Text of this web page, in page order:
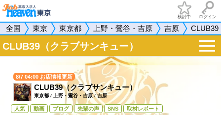
検討中 ログイン
全国 東京 東京都 上野・鶯谷・吉原 吉原 CLUB39
CLUB39（クラブサンキュー）
t
o
g
8/7 04:00 お店情報更新
CLUB39（クラブサンキュー）
東京都/ 上野・鶯谷・吉原/吉原
人気 動画 ブログ 先輩の声 SNS 取材レポート